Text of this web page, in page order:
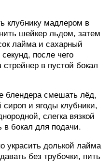
клубнику мадлером в
шейкер льдом, затем
лайма и сахарный
после чего
стрейнер в пустой бокал
блендера смешать лёд,
и ягоды клубники,
слегка вязкой
в бокал для подачи.
украсить долькой лайма
без трубочки, пить